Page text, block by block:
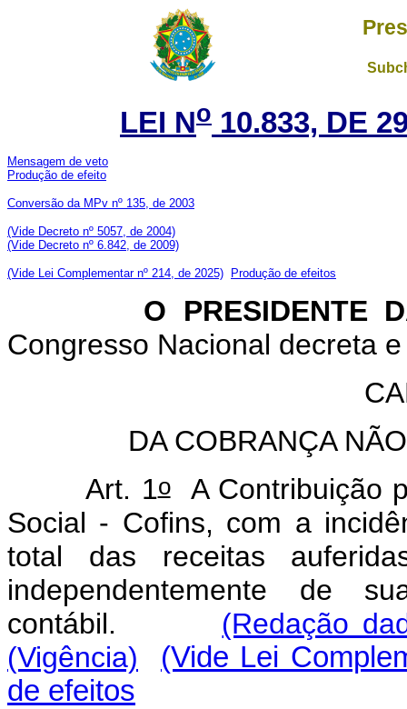
LEI No 10.833, DE
Mensagem de veto
Produção de efeito
Conversão da MPv nº 135, de 2003
(Vide Decreto nº 5057, de 2004)
(Vide Decreto nº 6.842, de 2009)
(Vide Lei Complementar nº 214, de 2025) Produção de efeitos
O PRESIDENTE DA
Congresso Nacional decreta
DA COBRANÇA
Art. 1oA Contribuição
Social - Cofins, com a
total das receitas
independentemente de
contábil. (Redação
(Vigência)
(Vide Lei
de efeitos